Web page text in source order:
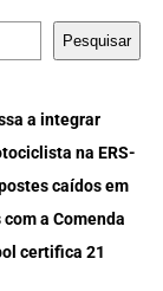
Pesquisar
a integrar
na ERS-
caídos em
a Comenda
certifica 21